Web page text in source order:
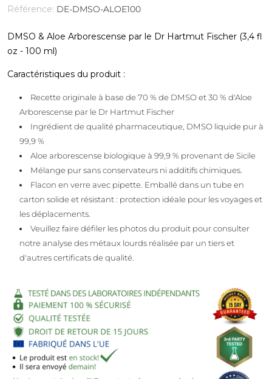
Référence: DE-DMSO-ALOE100
DMSO & Aloe Arborescense par le Dr Hartmut Fischer (3,4 fl
oz - 100 ml)
Caractéristiques du produit :
Recette originale à base de 70 % de DMSO et 30 % d'Aloe
Arborescense par le Dr Hartmut Fischer
Ingrédient de qualité pharmaceutique, DMSO liquide pur à
99,9 %
Aloe arborescense biologique à 99,9 % provenant de Sicile
Mélange pur sans conservateurs ni additifs chimiques.
Flacon en verre avec pipette. Emballé dans un tube en
carton solide et résistant : protection idéale pour les voyages et
les déplacements.
Veuillez faire défiler les photos du produit pour consulter
notre analyse des métaux lourds réalisée par un tiers et
d'autres certificats de qualité.